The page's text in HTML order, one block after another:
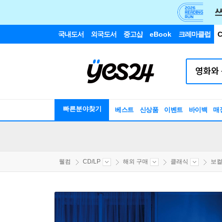
국내도서 외국도서 중고샵 eBook 크레마클럽
빠른분야찾기 베스트 신상품 이벤트 바이백 매
웰컴 CD/LP 해외 구매 클래식 보